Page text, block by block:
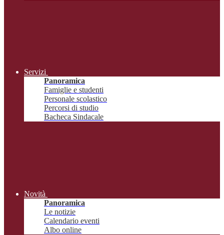
Servizi
Panoramica
Famiglie e studenti
Personale scolastico
Percorsi di studio
Bacheca Sindacale
Novità
Panoramica
Le notizie
Calendario eventi
Albo online